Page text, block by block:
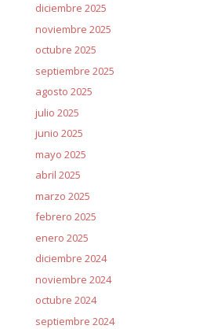
diciembre 2025
noviembre 2025
octubre 2025
septiembre 2025
agosto 2025
julio 2025
junio 2025
mayo 2025
abril 2025
marzo 2025
febrero 2025
enero 2025
diciembre 2024
noviembre 2024
octubre 2024
septiembre 2024